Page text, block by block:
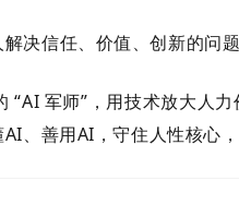
决信任、价值、创新的问题
“AI 军师”，用技术放大人
AI、善用AI ，守住人性核心